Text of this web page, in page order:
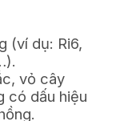
(ví dụ: Ri6,
vỏ cây
có dấu hiệu